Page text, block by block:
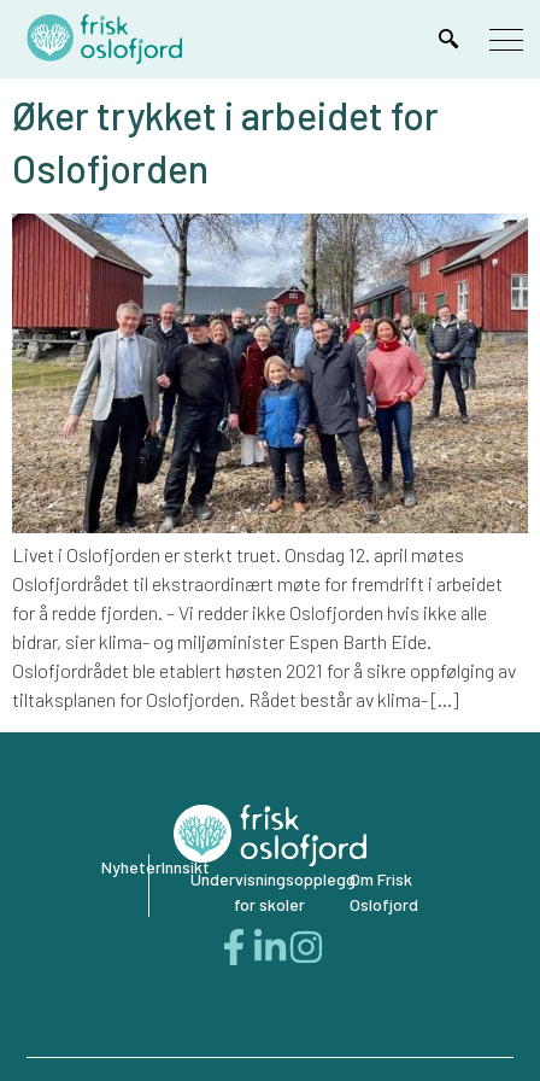
Øker trykket i arbeidet for
Oslofjorden
Livet i Oslofjorden er sterkt truet. Onsdag 12. april møtes
Oslofjordrådet til ekstraordinært møte for fremdrift i arbeidet
for å redde fjorden. – Vi redder ikke Oslofjorden hvis ikke alle
bidrar, sier klima- og miljøminister Espen Barth Eide.
Oslofjordrådet ble etablert høsten 2021 for å sikre oppfølging av
tiltaksplanen for Oslofjorden. Rådet består av klima- […]
NyheterInnsikt
Undervisningsopplegg
for skoler
Om Frisk
Oslofjord